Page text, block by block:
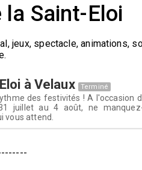
Saint-Eloi
jeux, spectacle, animations,
à Velaux Terminé
des festivités ! A l'occasion
juillet au 4 août, ne
vous attend.